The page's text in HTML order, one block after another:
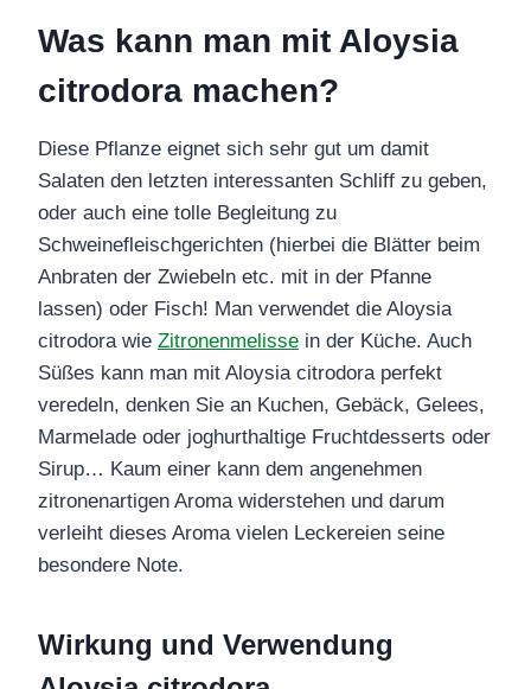
Was kann man mit Aloysia
citrodora machen?
Diese Pflanze eignet sich sehr gut um damit
Salaten den letzten interessanten Schliff zu geben,
oder auch eine tolle Begleitung zu
Schweinefleischgerichten (hierbei die Blätter beim
Anbraten der Zwiebeln etc. mit in der Pfanne
lassen) oder Fisch! Man verwendet die Aloysia
citrodora wie Zitronenmelisse in der Küche. Auch
Süßes kann man mit Aloysia citrodora perfekt
veredeln, denken Sie an Kuchen, Gebäck, Gelees,
Marmelade oder joghurthaltige Fruchtdesserts oder
Sirup… Kaum einer kann dem angenehmen
zitronenartigen Aroma widerstehen und darum
verleiht dieses Aroma vielen Leckereien seine
besondere Note.
Wirkung und Verwendung